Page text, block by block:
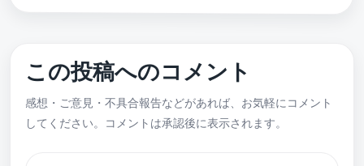
この投稿へのコメント
感想・ご意見・不具合報告などがあれば、お気軽にコメント
してください。コメントは承認後に表示されます。